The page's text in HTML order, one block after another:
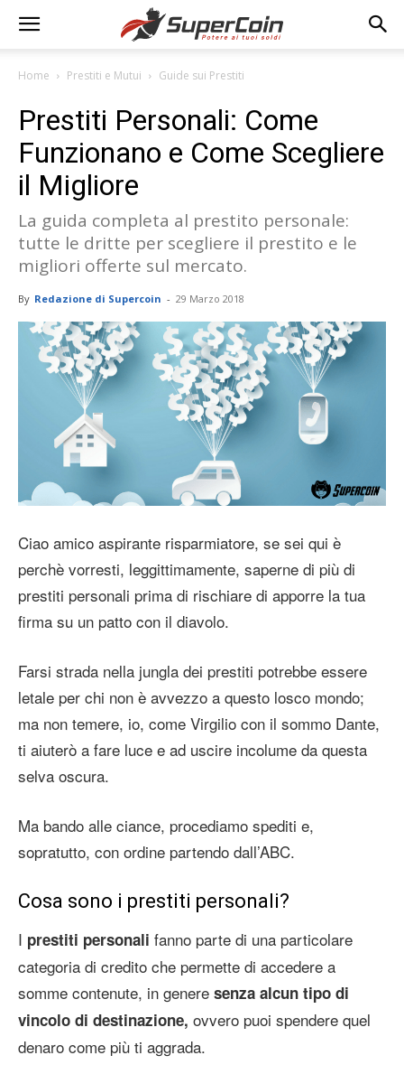
Home Prestiti e Mutui Guide sui Prestiti
Prestiti Personali: Come
Funzionano e Come Scegliere
il Migliore
La guida completa al prestito personale:
tutte le dritte per scegliere il prestito e le
migliori offerte sul mercato.
By Redazione di Supercoin - 29 Marzo 2018
Ciao amico aspirante risparmiatore, se sei qui è
perchè vorresti, leggittimamente, saperne di più di
prestiti personali prima di rischiare di apporre la tua
firma su un patto con il diavolo.
Farsi strada nella jungla dei prestiti potrebbe essere
letale per chi non è avvezzo a questo losco mondo;
ma non temere, io, come Virgilio con il sommo Dante,
ti aiuterò a fare luce e ad uscire incolume da questa
selva oscura.
Ma bando alle ciance, procediamo spediti e,
sopratutto, con ordine partendo dall’ABC.
Cosa sono i prestiti personali?
I prestiti personali fanno parte di una particolare
categoria di credito che permette di accedere a
somme contenute, in genere senza alcun tipo di
vincolo di destinazione, ovvero puoi spendere quel
denaro come più ti aggrada.